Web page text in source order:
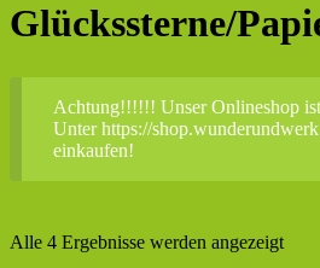
Glückssterne/
Achtung!!!!!! Unser Onlineshop
Unter https://
einkaufen!
Alle 4 Ergebnisse werden angezeigt